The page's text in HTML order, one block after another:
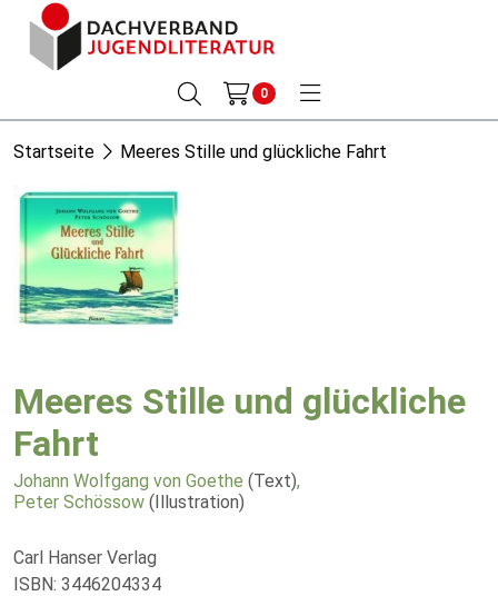
0
Startseite Meeres Stille und glückliche Fahrt
Meeres Stille und glückliche
Fahrt
Johann Wolfgang von Goethe (Text),
Peter Schössow (Illustration)
Carl Hanser Verlag
ISBN: 3446204334